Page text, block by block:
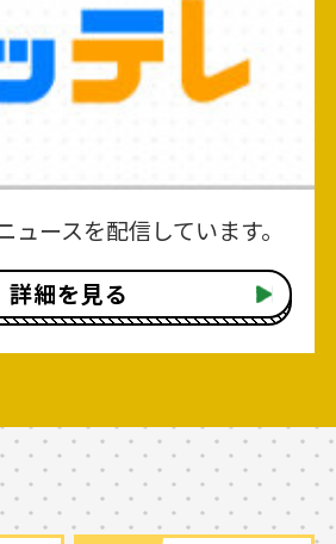
ースを配信しています。
詳細を見る